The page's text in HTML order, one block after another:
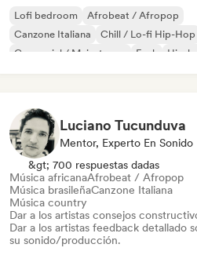
Lofi bedroom
Afrobeat / Afropop
Canzone Italiana
Chill / Lo-fi Hip-Hop
Comercial / Mainstream
Funk
Hip-
Luciano Tucunduva
Mentor, Experto En Sonido
&gt; 700 respuestas dadas
Música africanaAfrobeat / Afropop
Música brasileñaCanzone Italiana
Música country
Dar a los artistas consejos
Dar a los artistas feedback detallado
su sonido/producción.